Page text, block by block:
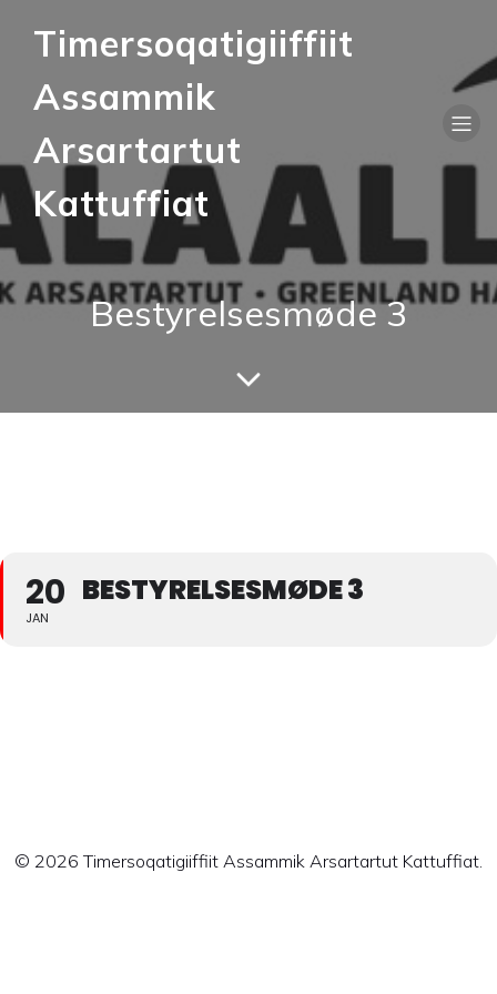
Timersoqatigiiffiit
Assammik
Arsartartut
Kattuffiat
Bestyrelsesmøde 3
20
JAN
BESTYRELSESMØDE 3
© 2026 Timersoqatigiiffiit Assammik Arsartartut Kattuffiat.